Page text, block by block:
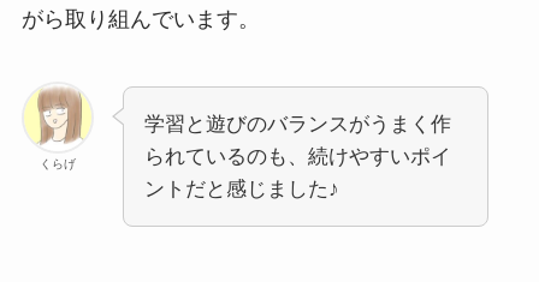
がら取り組んでいます。
くらげ
学習と遊びのバランスがうまく作
られているのも、続けやすいポイ
ントだと感じました♪